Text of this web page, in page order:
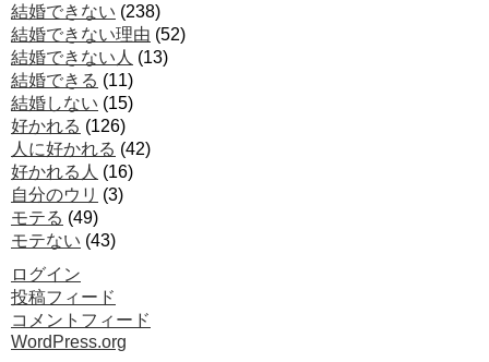
結婚できない (238)
結婚できない理由 (52)
結婚できない人 (13)
結婚できる (11)
結婚しない (15)
好かれる (126)
人に好かれる (42)
好かれる人 (16)
自分のウリ (3)
モテる (49)
モテない (43)
ログイン
投稿フィード
コメントフィード
WordPress.org